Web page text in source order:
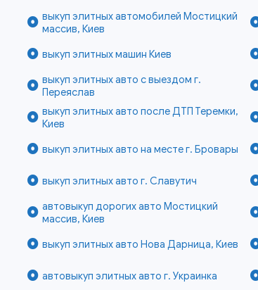
выкуп элитных автомобилей Мостицкий
массив, Киев
выкуп элитных машин Киев
выкуп элитных авто с выездом г.
Переяслав
выкуп элитных авто после ДТП Теремки,
Киев
выкуп элитных авто на месте г. Бровары
выкуп элитных авто г. Славутич
автовыкуп дорогих авто Мостицкий
массив, Киев
выкуп элитных авто Нова Дарница, Киев
автовыкуп элитных авто г. Украинка